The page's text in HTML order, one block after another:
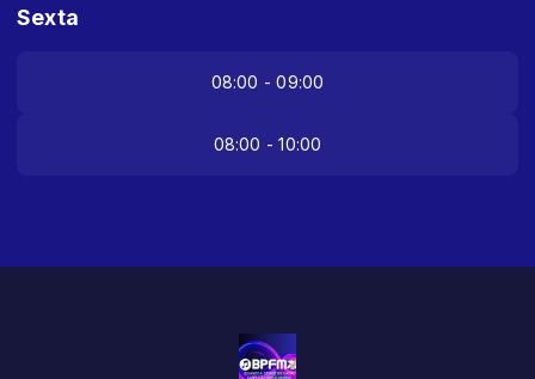
Sexta
08:00 - 09:00
08:00 - 10:00